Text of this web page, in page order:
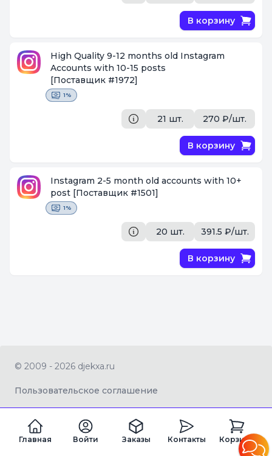
В корзину
High Quality 9-12 months old Instagram
Accounts with 10-15 posts
[Поставщик #1972]
1%
21 шт. 270 ₽/шт.
В корзину
Instagram 2-5 month old accounts with 10+
post [Поставщик #1501]
1%
20 шт. 391.5 ₽/шт.
В корзину
Главная Войти Заказы Контакты Корзина
© 2009 - 2026 djekxa.ru
Пользовательское соглашение